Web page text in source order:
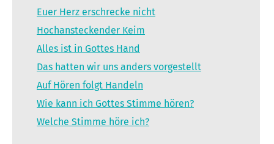
Euer Herz erschrecke nicht
Hochansteckender Keim
Alles ist in Gottes Hand
Das hatten wir uns anders vorgestellt
Auf Hören folgt Handeln
Wie kann ich Gottes Stimme hören?
Welche Stimme höre ich?